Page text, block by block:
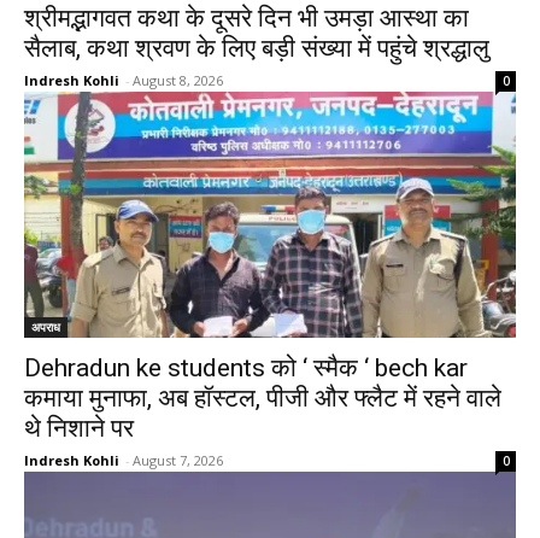
श्रीमद्भागवत कथा के दूसरे दिन भी उमड़ा आस्था का
सैलाब, कथा श्रवण के लिए बड़ी संख्या में पहुंचे श्रद्धालु
Indresh Kohli - August 8, 2026 0
अपराध
Dehradun ke students को ‘ स्मैक ‘ bech kar
कमाया मुनाफा, अब हॉस्टल, पीजी और फ्लैट में रहने वाले
थे निशाने पर
Indresh Kohli - August 7, 2026 0